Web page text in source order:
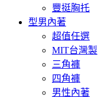
豐挺胸托
型男內著
超值任選
MIT台灣製
三角褲
四角褲
男性內著